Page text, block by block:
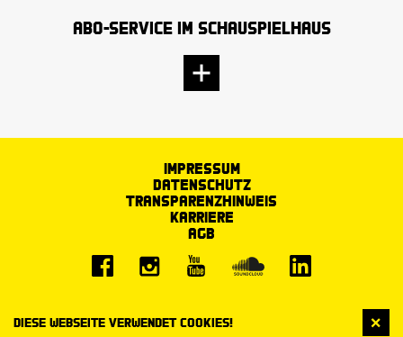
Diese Webseite verwendet Cookies!
Abo-Service im Schauspielhaus
Impressum
Datenschutz
Transparenzhinweis
Karriere
AGB